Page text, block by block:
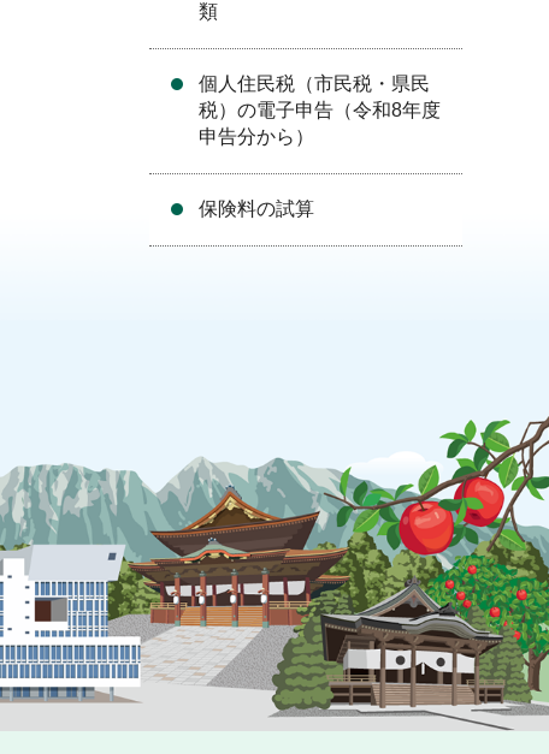
類
個人住民税（市民税・県民
税）の電子申告（令和8年度
申告分から）
保険料の試算